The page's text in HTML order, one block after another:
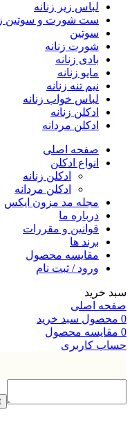
لباس زیر زنانه
ست شورت و سوتین زنانه
سوتین
شورت زنانه
بادی زنانه
مایو زنانه
نیم تنه زنانه
لباس خواب زنانه
ادکلن زنانه
ادکلن مردانه
صفحه اصلی
انواع ادکلن
ادکلن زنانه
ادکلن مردانه
مجله مد مزون ایکس
درباره ما
قوانین و مقررات
برند ها
مقایسه محصول
ورود / ثبت نام
اصلی
سبد خرید
محصول
کاربری
Insert